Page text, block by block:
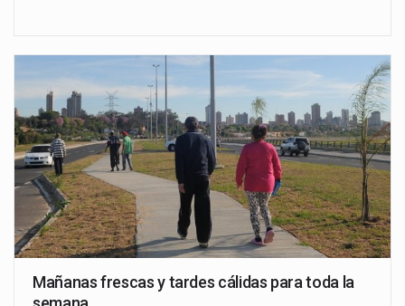
Mañanas frescas y tardes cálidas para toda la